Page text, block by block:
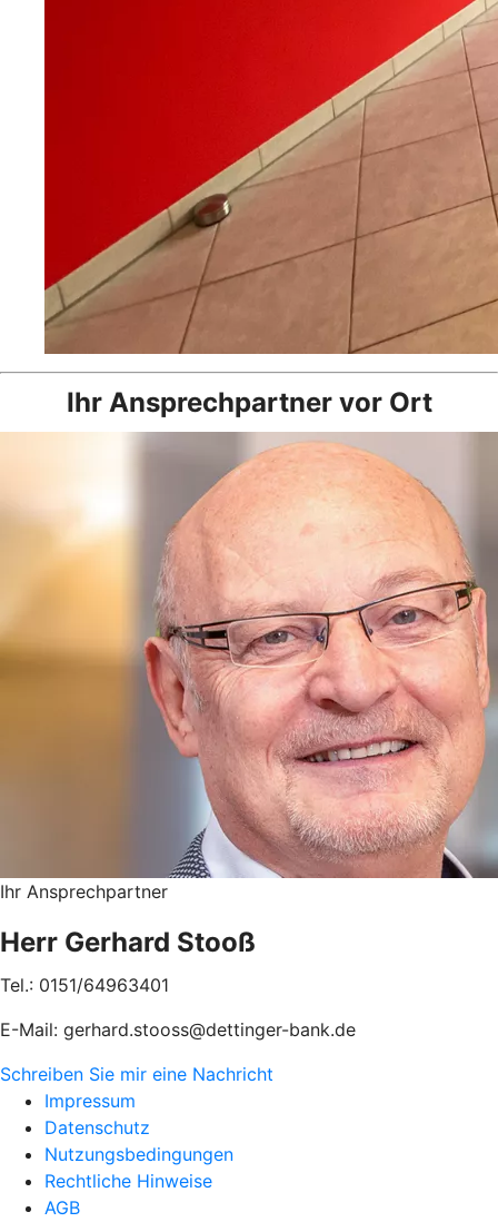
Ihr Ansprechpartner vor Ort
Ihr Ansprechpartner
Herr Gerhard Stooß
Tel.: 0151/64963401
E-Mail: gerhard.stooss@dettinger-bank.de
Schreiben Sie mir eine Nachricht
Impressum
Datenschutz
Nutzungsbedingungen
Rechtliche Hinweise
AGB